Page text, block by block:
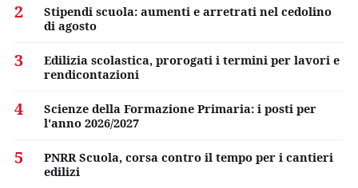
2
Stipendi scuola: aumenti e arretrati nel cedolino
di agosto
3
Edilizia scolastica, prorogati i termini per lavori e
rendicontazioni
4
Scienze della Formazione Primaria: i posti per
l'anno 2026/2027
5
PNRR Scuola, corsa contro il tempo per i cantieri
edilizi